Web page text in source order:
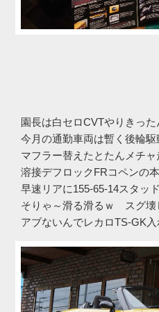
園長は白セロCVTやりきった
今月の通勤車両は暫く後輪駆
マフラー替えたとたんメチ
溶接デフロックFRコペンの
早速リアに155-65-14スタッ
そりゃ～滑る滑るｗ スグ壊
アブないんでレカロTS-GK入